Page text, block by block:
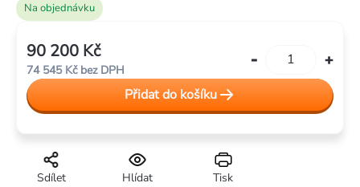
Na objednávku
Tisk
Hlídat
Sdílet
90 200 Kč
74 545 Kčbez DPH
cena:
Přidat do košíku